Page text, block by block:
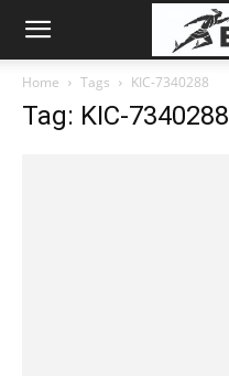
Home Tags KIC-7340288
Tag: KIC-7340288